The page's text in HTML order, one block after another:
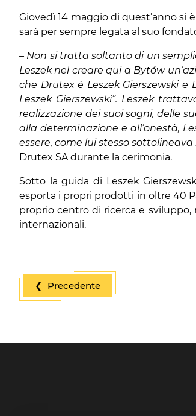
Giovedì 14 maggio di quest’anno si
sarà per sempre legata al suo
– Non si tratta soltanto di un
Leszek nel creare qui a Bytów
che Drutex è Leszek Gierszewski
Leszek Gierszewski”. Leszek
realizzazione dei suoi sogni, delle
alla determinazione e all’onestà,
essere, come lui stesso
Drutex SA durante la cerimonia.
Sotto la guida di Leszek
esporta i propri prodotti in oltre 40
proprio centro di ricerca e
internazionali.
❮ Precedente